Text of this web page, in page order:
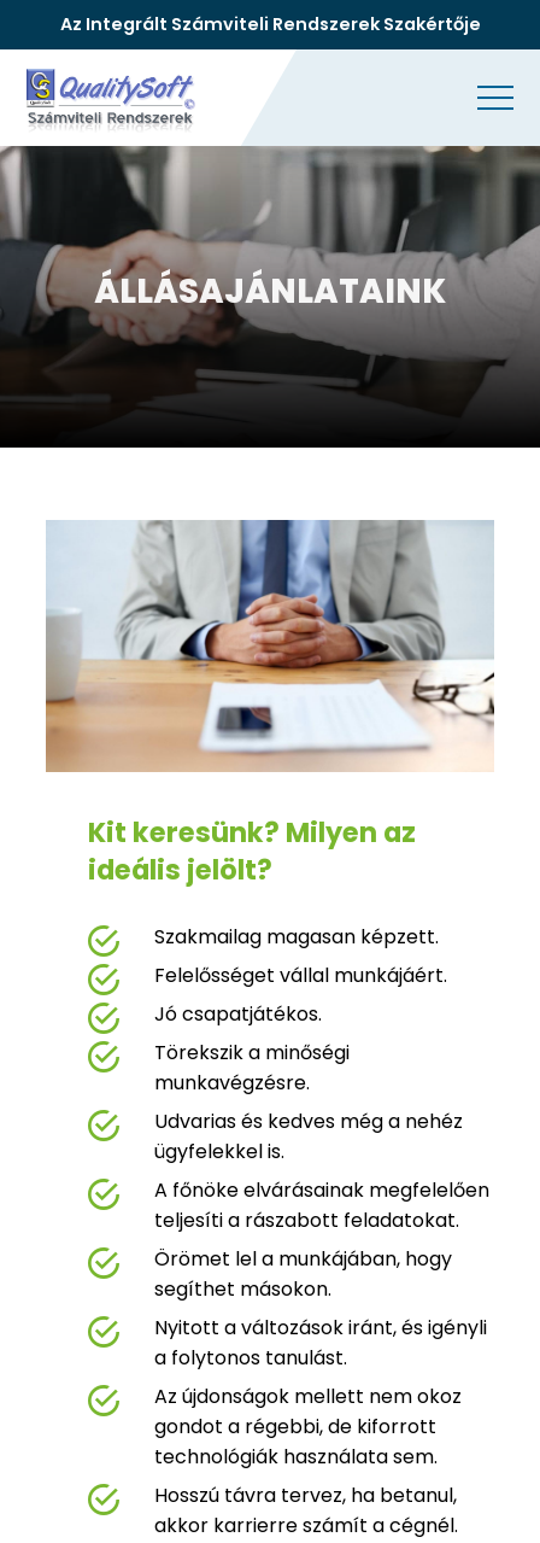
Az Integrált Számviteli Rendszerek Szakértője
ÁLLÁSAJÁNLATAINK
Kit keresünk? Milyen az
ideális jelölt?
Szakmailag magasan képzett.
Felelősséget vállal munkájáért.
Jó csapatjátékos.
Törekszik a minőségi
munkavégzésre.
Udvarias és kedves még a nehéz
ügyfelekkel is.
A főnöke elvárásainak megfelelően
teljesíti a rászabott feladatokat.
Örömet lel a munkájában, hogy
segíthet másokon.
Nyitott a változások iránt, és igényli
a folytonos tanulást.
Az újdonságok mellett nem okoz
gondot a régebbi, de kiforrott
technológiák használata sem.
Hosszú távra tervez, ha betanul,
akkor karrierre számít a cégnél.